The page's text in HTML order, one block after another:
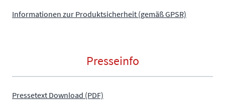
Informationen zur Produktsicherheit (gemäß GPSR)
Presseinfo
Pressetext Download (PDF)